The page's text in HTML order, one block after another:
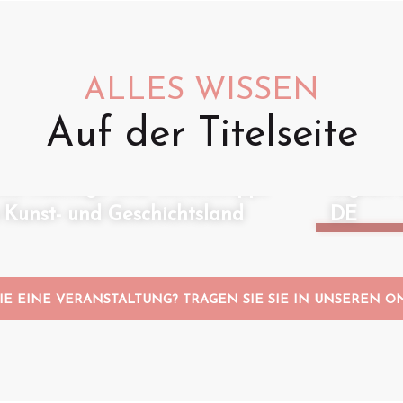
ALLES WISSEN
Auf der Titelseite
und Geschichtsland
DE
EINE VERANSTALTUNG? TRAGEN SIE SIE IN UNSEREN